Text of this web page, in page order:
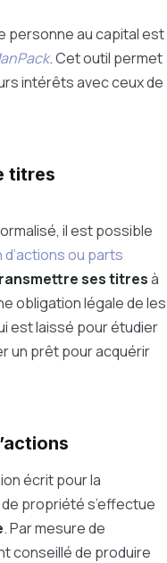
personne au capital est
. Cet outil permet
intérêts avec ceux de
titres
il est possible
ou parts
ses titresà
obligation légale de les
est laissé pour étudier
un prêt pour acquérir
écrit pour la
propriété s’effectue
. Par mesure de
conseillé de produire